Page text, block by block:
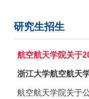
研究生招生
航空航天学院关于
浙江大学航空航天
航空航天学院关于